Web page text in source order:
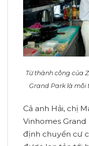
Từ thành công của
Grand Park là môi
Cả anh Hải, chị
Vinhomes
định chuyển cư